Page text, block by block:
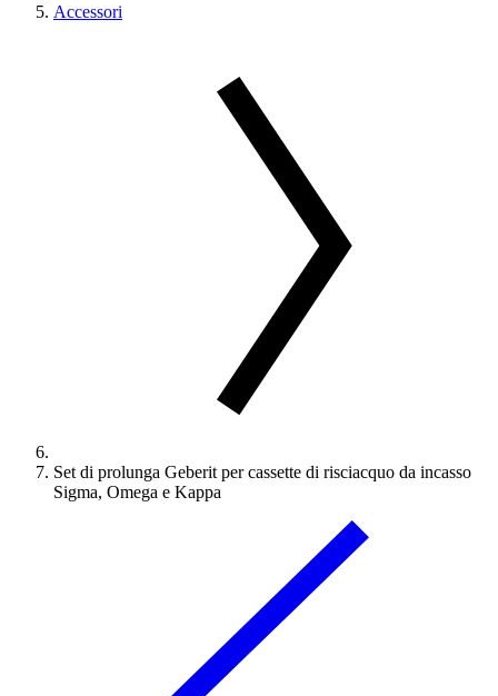
Accessori
Set di prolunga Geberit per cassette di risciacquo da incasso
Sigma, Omega e Kappa